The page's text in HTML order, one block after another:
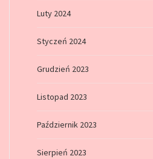
Luty 2024
Styczeń 2024
Grudzień 2023
Listopad 2023
Październik 2023
Sierpień 2023